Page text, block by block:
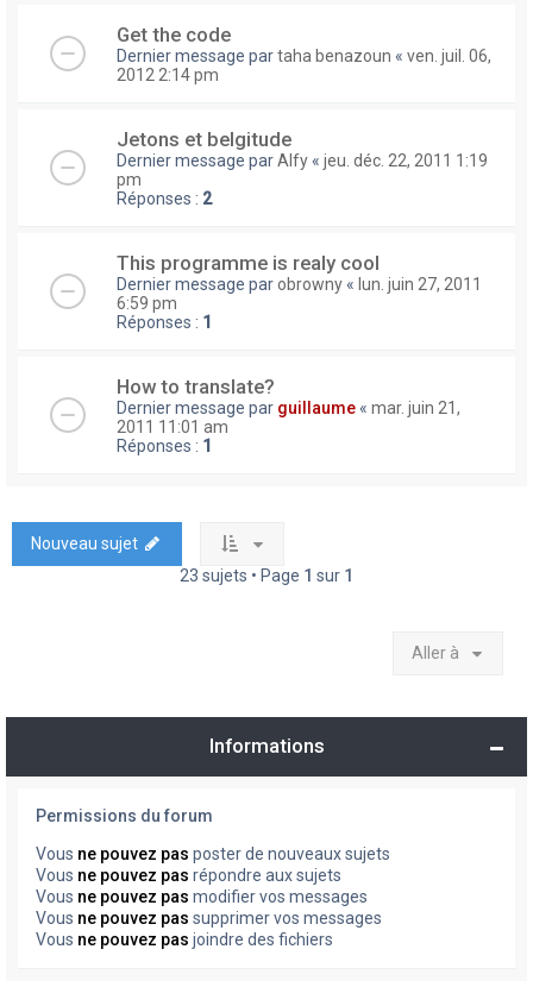
Get the code
Dernier message partaha benazoun « ven. juil. 06,
2012 2:14 pm
Jetons et belgitude
Dernier message parAlfy « jeu. déc. 22, 2011 1:19
pm
Réponses : 2
This programme is realy cool
Dernier message parobrowny « lun. juin 27, 2011
6:59 pm
Réponses : 1
How to translate?
Dernier message par guillaume « mar. juin 21,
2011 11:01 am
Réponses : 1
Nouveau sujet
23 sujets • Page 1 sur 1
Aller à
Informations
Permissions du forum
Vous ne pouvez pas poster de nouveaux sujets
Vous ne pouvez pas répondre aux sujets
Vous ne pouvez pas modifier vos messages
Vous ne pouvez pas supprimer vos messages
Vous ne pouvez pas joindre des fichiers